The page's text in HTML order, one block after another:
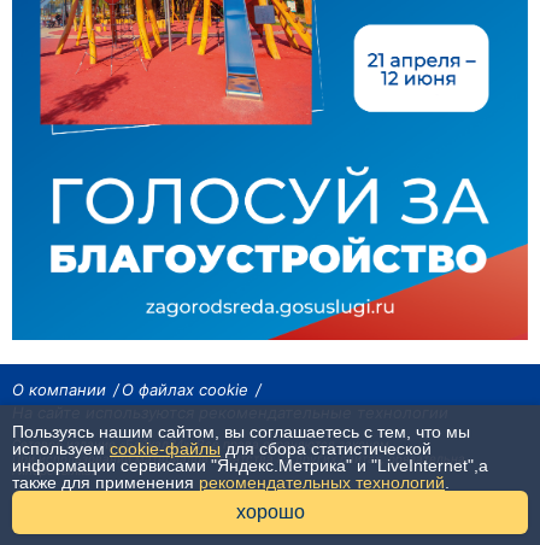
О компании
О файлах cookie
Сетевое издание «Байкал24». Все права охраняются законом.
При использовании материалов агентства на других сайтах, обязательна
гиперссылка.
Пользуясь нашим сайтом, вы соглашаетесь с тем, что мы
используем cookie-файлы для сбора статистической
информации сервисами "Яндекс.Метрика" и "LiveInternet",а
также для применения рекомендательных технологий
хорошо